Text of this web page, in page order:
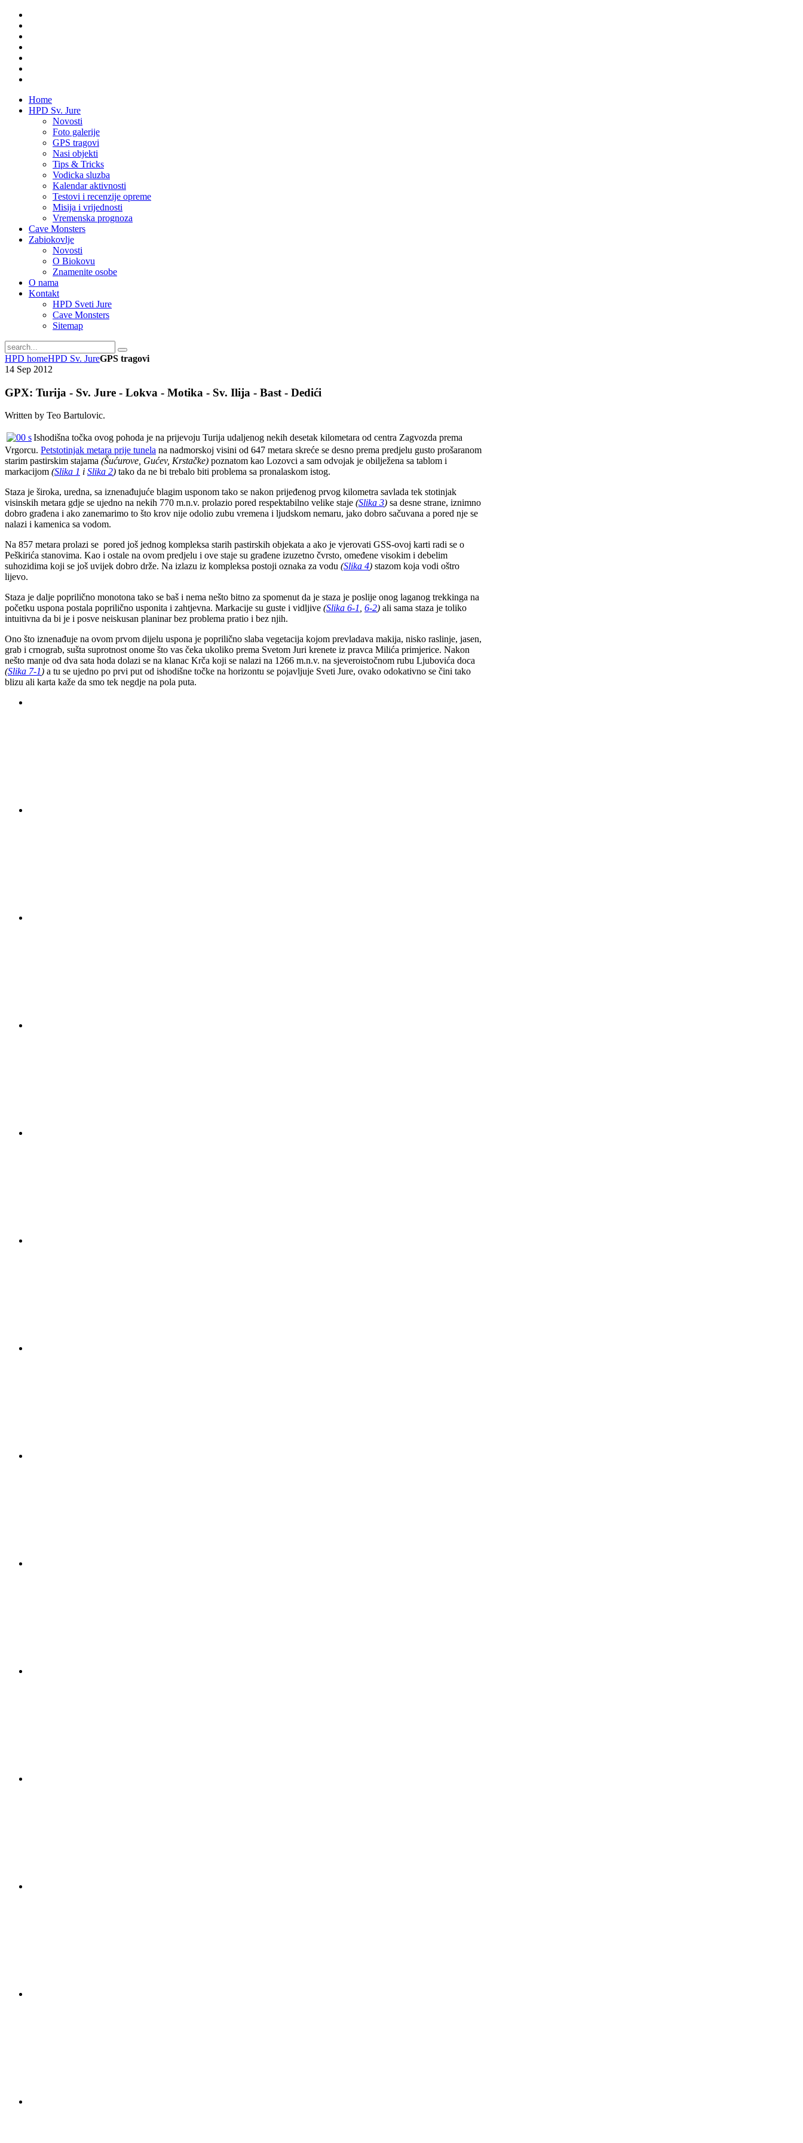
Home
HPD Sv. Jure
Novosti
Foto galerije
GPS tragovi
Nasi objekti
Tips & Tricks
Vodicka sluzba
Kalendar aktivnosti
Testovi i recenzije opreme
Misija i vrijednosti
Vremenska prognoza
Cave Monsters
Zabiokovlje
Novosti
O Biokovu
Znamenite osobe
O nama
Kontakt
HPD Sveti Jure
Cave Monsters
Sitemap
HPD homeHPD Sv. JureGPS tragovi
14 Sep 2012
GPX: Turija - Sv. Jure - Lokva - Motika - Sv. Ilija - Bast - Dedići
Written by Teo Bartulovic.
Ishodišna točka ovog pohoda je na prijevoju Turija udaljenog nekih desetak kilometara od centra Zagvozda prema
Vrgorcu. Petstotinjak metara prije tunela na nadmorskoj visini od 647 metara skreće se desno prema predjelu gusto prošaranom
starim pastirskim stajama (Šućurove, Gućev, Krstačke) poznatom kao Lozovci a sam odvojak je obilježena sa tablom i
markacijom (Slika 1 i Slika 2) tako da ne bi trebalo biti problema sa pronalaskom istog.
Staza je široka, uredna, sa iznenađujuće blagim usponom tako se nakon prijeđenog prvog kilometra savlada tek stotinjak
visinskih metara gdje se ujedno na nekih 770 m.n.v. prolazio pored respektabilno velike staje (Slika 3) sa desne strane, iznimno
dobro građena i ako zanemarimo to što krov nije odolio zubu vremena i ljudskom nemaru, jako dobro sačuvana a pored nje se
nalazi i kamenica sa vodom.
Na 857 metara prolazi se pored još jednog kompleksa starih pastirskih objekata a ako je vjerovati GSS-ovoj karti radi se o
Peškirića stanovima. Kao i ostale na ovom predjelu i ove staje su građene izuzetno čvrsto, omeđene visokim i debelim
suhozidima koji se još uvijek dobro drže. Na izlazu iz kompleksa postoji oznaka za vodu (Slika 4) stazom koja vodi oštro
lijevo.
Staza je dalje poprilično monotona tako se baš i nema nešto bitno za spomenut da je staza je poslije onog laganog trekkinga na
početku uspona postala poprilično usponita i zahtjevna. Markacije su guste i vidljive (Slika 6-1, 6-2) ali sama staza je toliko
intuitivna da bi je i posve neiskusan planinar bez problema pratio i bez njih.
Ono što iznenađuje na ovom prvom dijelu uspona je poprilično slaba vegetacija kojom prevladava makija, nisko raslinje, jasen,
grab i crnograb, sušta suprotnost onome što vas čeka ukoliko prema Svetom Juri krenete iz pravca Milića primjerice. Nakon
nešto manje od dva sata hoda dolazi se na klanac Krča koji se nalazi na 1266 m.n.v. na sjeveroistočnom rubu Ljubovića doca
(Slika 7-1) a tu se ujedno po prvi put od ishodišne točke na horizontu se pojavljuje Sveti Jure, ovako odokativno se čini tako
blizu ali karta kaže da smo tek negdje na pola puta.